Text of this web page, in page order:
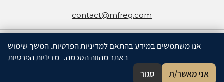
contact@mfreg.com
אנו משתמשים במידע בהתאם למדיניות הפרטיות. המשך שימוש
באתר מהווה הסכמה. מדיניות הפרטיות
אני מאשר/ת
סגור